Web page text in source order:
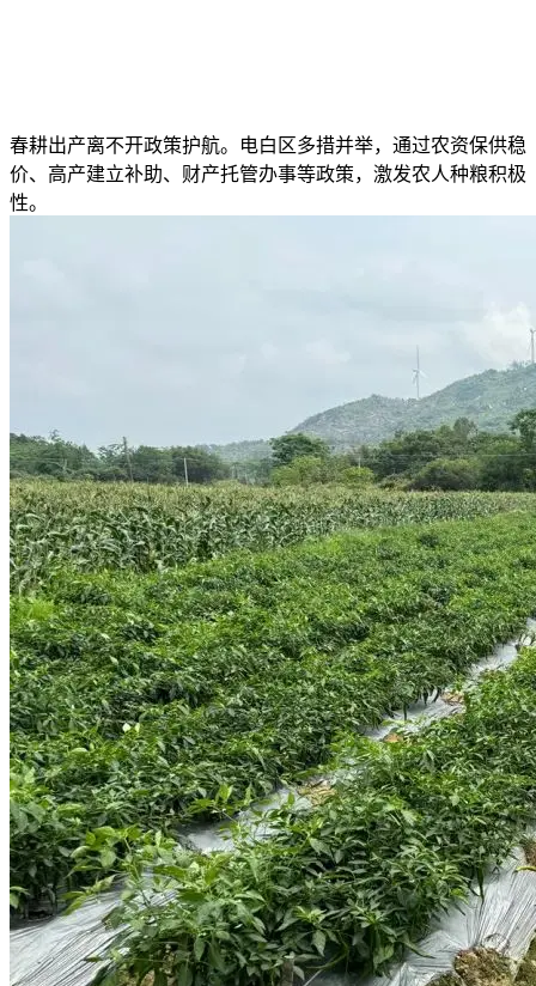
春耕出产离不开政策护航。电白区多措并举，通过农资保供稳
价、高产建立补助、财产托管办事等政策，激发农人种粮积极
性。